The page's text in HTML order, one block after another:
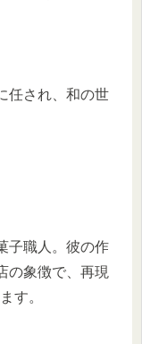
任され、和の世
子職人。彼の作
の象徴で、再現
す。